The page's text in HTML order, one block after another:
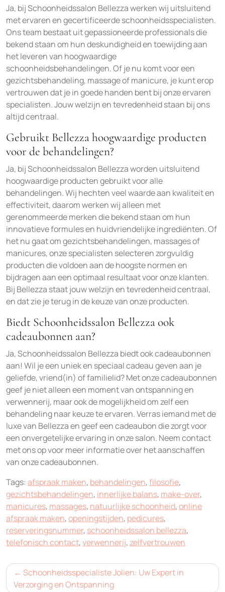
Ja, bij Schoonheidssalon Bellezza werken wij uitsluitend
met ervaren en gecertificeerde schoonheidsspecialisten.
Ons team bestaat uit gepassioneerde professionals die
bekend staan om hun deskundigheid en toewijding aan
het leveren van hoogwaardige
schoonheidsbehandelingen. Of je nu komt voor een
gezichtsbehandeling, massage of manicure, je kunt erop
vertrouwen dat je in goede handen bent bij onze ervaren
specialisten. Jouw welzijn en tevredenheid staan bij ons
altijd centraal.
Gebruikt Bellezza hoogwaardige producten
voor de behandelingen?
Ja, bij Schoonheidssalon Bellezza worden uitsluitend
hoogwaardige producten gebruikt voor alle
behandelingen. Wij hechten veel waarde aan kwaliteit en
effectiviteit, daarom werken wij alleen met
gerenommeerde merken die bekend staan om hun
innovatieve formules en huidvriendelijke ingrediënten. Of
het nu gaat om gezichtsbehandelingen, massages of
manicures, onze specialisten selecteren zorgvuldig
producten die voldoen aan de hoogste normen en
bijdragen aan een optimaal resultaat voor onze klanten.
Bij Bellezza staat jouw welzijn en tevredenheid centraal,
en dat zie je terug in de keuze van onze producten.
Biedt Schoonheidssalon Bellezza ook
cadeaubonnen aan?
Ja, Schoonheidssalon Bellezza biedt ook cadeaubonnen
aan! Wil je een uniek en speciaal cadeau geven aan je
geliefde, vriend(in) of familielid? Met onze cadeaubonnen
geef je niet alleen een moment van ontspanning en
verwennerij, maar ook de mogelijkheid om zelf een
behandeling naar keuze te ervaren. Verras iemand met de
luxe van Bellezza en geef een cadeaubon die zorgt voor
een onvergetelijke ervaring in onze salon. Neem contact
met ons op voor meer informatie over het aanschaffen
van onze cadeaubonnen.
Tags: afspraak maken, behandelingen,filosofie,
gezichtsbehandelingen, innerlijke balans, make-over,
manicures, massages, natuurlijke schoonheid,online
afspraak maken,openingstijden, pedicures,
reserveringsnummer, schoonheidssalon bellezza,
telefonisch contact,verwennerij,zelfvertrouwen
Bericht
navigatie
Schoonheidsspecialiste Jolien: Uw Expert in
Verzorging en Ontspanning